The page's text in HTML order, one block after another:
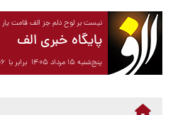
نیست بر لوح دلم جز الف قامت یار
پایگاه خبری الف
پنج‌شنبه ۱۵ مرداد ۱۴۰۵ برابر با ۰۶ آگوست ۲۰۲۶